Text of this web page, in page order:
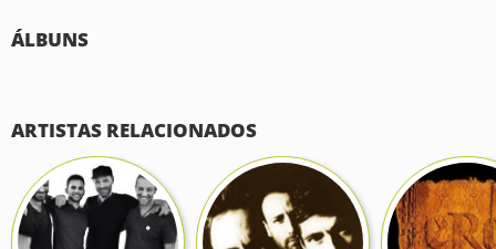
ÁLBUNS
ARTISTAS RELACIONADOS